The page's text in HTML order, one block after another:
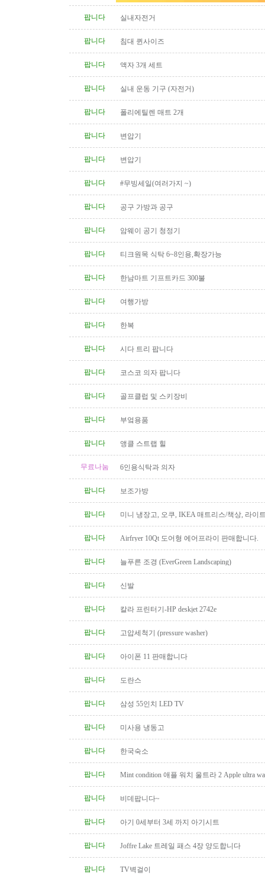
팝니다 실내자전거
팝니다 침대 퀸사이즈
팝니다 액자 3개 세트
팝니다 실내 운동 기구 (자전거)
팝니다 폴리에틸렌 매트 2개
팝니다 변압기
팝니다 변압기
팝니다 #무빙세일(여러가지 ~)
팝니다 공구 가방과 공구
팝니다 암웨이 공기 청정기
팝니다 티크원목 식탁 6~8인용,확장가능
팝니다 한남마트 기프트카드 300불
팝니다 여행가방
팝니다 한복
팝니다 시다 트리 팝니다
팝니다 코스코 의자 팝니다
팝니다 골프클럽 및 스키장비
팝니다 부엌용품
팝니다 앵클 스트랩 힐
무료나눔 6인용식탁과 의자
팝니다 보조가방
팝니다 미니 냉장고, 오쿠, IKEA 매트리스/책상, 라이
팝니다 Airfryer 10Qt 도어형 에어프라이 판매합니다.
팝니다 늘푸른 조경 (EverGreen Landscaping)
팝니다 신발
팝니다 칼라 프린터기-HP deskjet 2742e
팝니다 고압세척기 (pressure washer)
팝니다 아이폰 11 판매합니다
팝니다 도란스
팝니다 삼성 55인치 LED TV
팝니다 미사용 냉동고
팝니다 한국숙소
팝니다 Mint condition 애플 워치 울트라 2 Apple ultra
팝니다 비데팝니다~
팝니다 아기 0세부터 3세 까지 아기시트
팝니다 Joffre Lake 트레일 패스 4장 양도합니다
팝니다 TV벽걸이